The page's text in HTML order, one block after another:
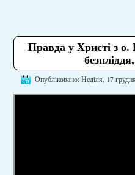
Правда у Христі з
Опубліковано: Неділя, 17